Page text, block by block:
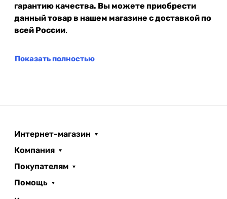
гарантию качества. Вы можете приобрести
данный товар в нашем магазине с доставкой по
всей России.
Показать полностью
Интернет-магазин
Компания
Покупателям
Помощь